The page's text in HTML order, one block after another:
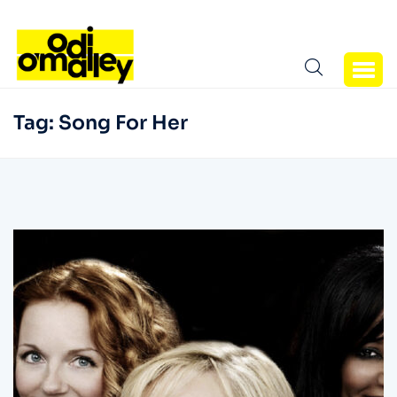
Tag: Song For Her